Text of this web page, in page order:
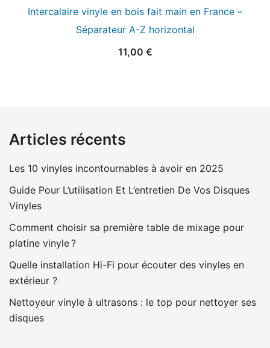
Intercalaire vinyle en bois fait main en France –
Séparateur A-Z horizontal
11,00 €
Articles récents
Les 10 vinyles incontournables à avoir en 2025
Guide Pour L’utilisation Et L’entretien De Vos Disques
Vinyles
Comment choisir sa première table de mixage pour
platine vinyle ?
Quelle installation Hi-Fi pour écouter des vinyles en
extérieur ?
Nettoyeur vinyle à ultrasons : le top pour nettoyer ses
disques